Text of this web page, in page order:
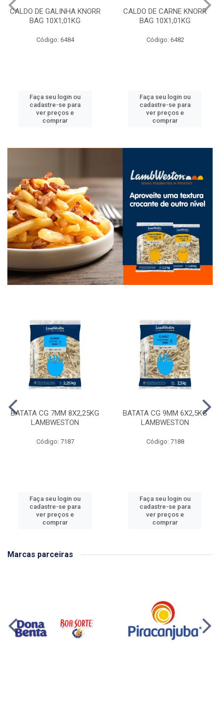
CALDO DE GALINHA KNORR
BAG 10X1,01KG
Código: 6484
Faça seu login ou
cadastre-se para
ver preços e
comprar
CALDO DE CARNE KNORR
BAG 10X1,01KG
Código: 6482
Faça seu login ou
cadastre-se para
ver preços e
comprar
BATATA CG 7MM 8X2,25KG
LAMBWESTON
Código: 7187
Faça seu login ou
cadastre-se para
ver preços e
comprar
BATATA CG 9MM 6X2,5KG
LAMBWESTON
Código: 7188
Faça seu login ou
cadastre-se para
ver preços e
comprar
Marcas parceiras